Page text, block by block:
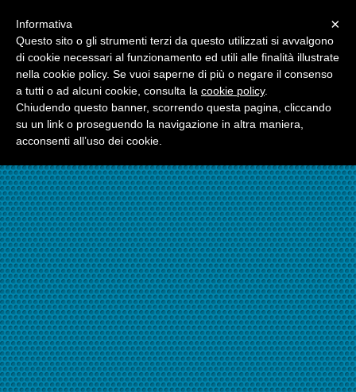
☎324.7403485
×
Informativa
Questo sito o gli strumenti terzi da questo utilizzati si avvalgono
di cookie necessari al funzionamento ed utili alle finalità illustrate
nella cookie policy. Se vuoi saperne di più o negare il consenso
a tutti o ad alcuni cookie, consulta la cookie policy.
Chiudendo questo banner, scorrendo questa pagina, cliccando
su un link o proseguendo la navigazione in altra maniera,
acconsenti all’uso dei cookie.